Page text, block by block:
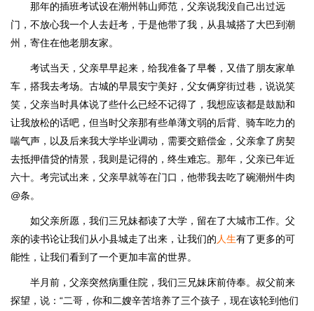
那年的插班考试设在潮州韩山师范，父亲说我没自己出过远
门，不放心我一个人去赶考，于是他带了我，从县城搭了大巴到潮
州，寄住在他老朋友家。
考试当天，父亲早早起来，给我准备了早餐，又借了朋友家单
车，搭我去考场。古城的早晨安宁美好，父女俩穿街过巷，说说笑
笑，父亲当时具体说了些什么已经不记得了，我想应该都是鼓励和
让我放松的话吧，但当时父亲那有些单薄文弱的后背、骑车吃力的
喘气声，以及后来我大学毕业调动，需要交赔偿金，父亲拿了房契
去抵押借贷的情景，我则是记得的，终生难忘。那年，父亲已年近
六十。考完试出来，父亲早就等在门口，他带我去吃了碗潮州牛肉
@条。
如父亲所愿，我们三兄妹都读了大学，留在了大城市工作。父
亲的读书论让我们从小县城走了出来，让我们的 人生有了更多的可
能性，让我们看到了一个更加丰富的世界。
半月前，父亲突然病重住院，我们三兄妹床前侍奉。叔父前来
探望，说：“二哥，你和二嫂辛苦培养了三个孩子，现在该轮到他们